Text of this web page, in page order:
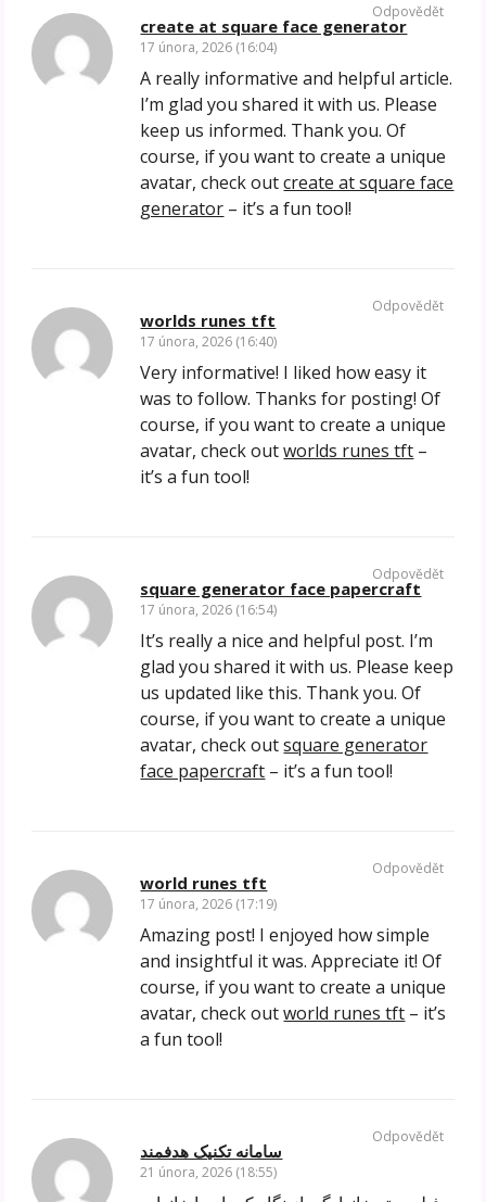
create at square face generator
17 února, 2026 (16:04)
A really informative and helpful article.
I’m glad you shared it with us. Please
keep us informed. Thank you. Of
course, if you want to create a unique
avatar, check outcreate at square face
generator – it’s a fun tool!
Odpovědět
worlds runes tft
17 února, 2026 (16:40)
Very informative! I liked how easy it
was to follow. Thanks for posting! Of
course, if you want to create a unique
avatar, check outworlds runes tft –
it’s a fun tool!
Odpovědět
square generator face papercraft
17 února, 2026 (16:54)
It’s really a nice and helpful post. I’m
glad you shared it with us. Please keep
us updated like this. Thank you. Of
course, if you want to create a unique
avatar, check outsquare generator
face papercraft – it’s a fun tool!
Odpovědět
world runes tft
17 února, 2026 (17:19)
Amazing post! I enjoyed how simple
and insightful it was. Appreciate it! Of
course, if you want to create a unique
avatar, check outworld runes tft – it’s
a fun tool!
Odpovědět
سامانه تکنیک هدفمند
21 února, 2026 (18:55)
Odpovědět